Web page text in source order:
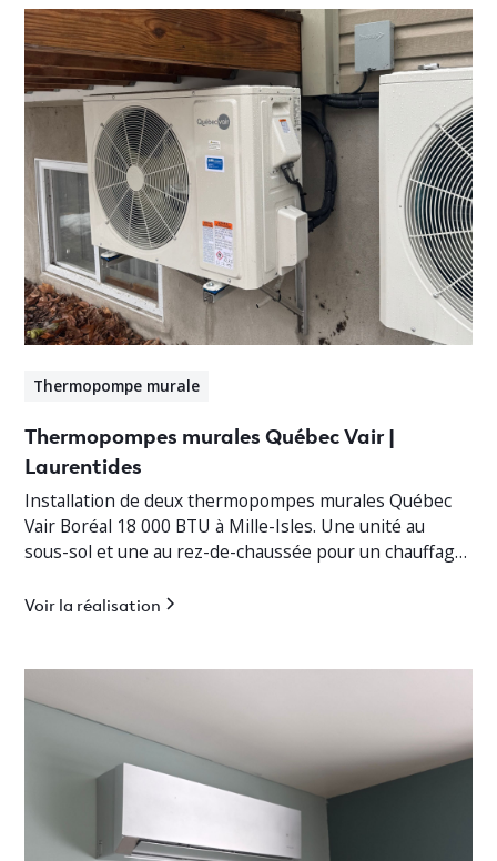
Thermopompe murale
Thermopompes murales Québec Vair |
Laurentides
Installation de deux thermopompes murales Québec
Vair Boréal 18 000 BTU à Mille-Isles. Une unité au
sous-sol et une au rez-de-chaussée pour un chauffage
Voir la réalisation